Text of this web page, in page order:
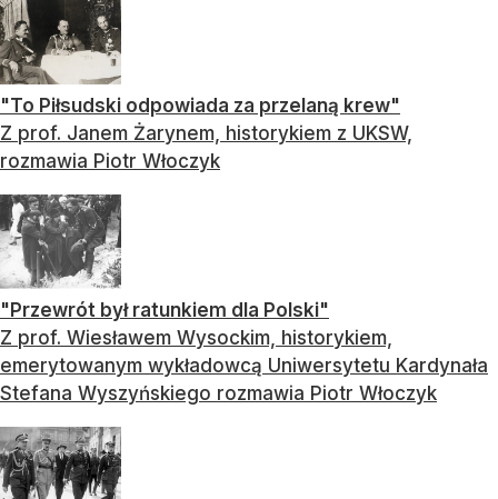
"To Piłsudski odpowiada za przelaną krew"
Z prof. Janem Żarynem, historykiem z UKSW,
rozmawia Piotr Włoczyk
"Przewrót był ratunkiem dla Polski"
Z prof. Wiesławem Wysockim, historykiem,
emerytowanym wykładowcą Uniwersytetu Kardynała
Stefana Wyszyńskiego rozmawia Piotr Włoczyk